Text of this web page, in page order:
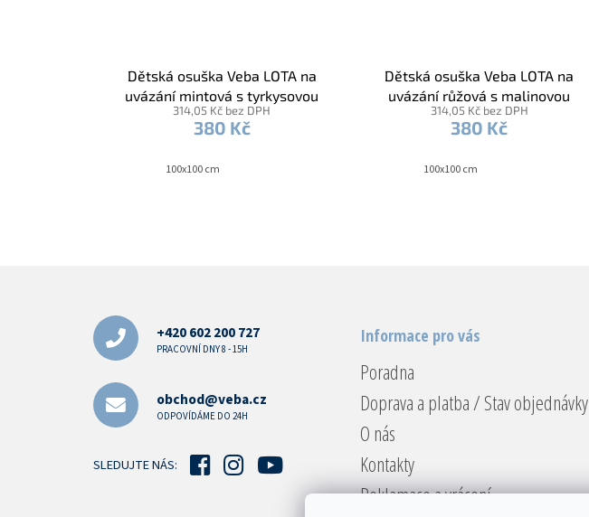
Dětská osuška Veba LOTA na
uvázání mintová s tyrkysovou
lemovkou
314,05 Kč bez DPH
380 Kč
100x100 cm
Dětská osuška Veba LOTA na
uvázání růžová s malinovou
lemovkou
314,05 Kč bez DPH
380 Kč
100x100 cm
+420 602 200 727
PRACOVNÍ DNY 8 - 15H
obchod@veba.cz
ODPOVÍDÁME DO 24H
SLEDUJTE NÁS:
Informace pro vás
Poradna
Doprava a platba / Stav objednávky
O nás
Kontakty
Reklamace a vrácení